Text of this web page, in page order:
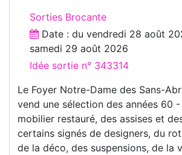
Sorties Brocante
Date : du vendredi 28 août
samedi 29 août 2026
Idée sortie n° 343314
Le Foyer Notre-Dame des Sans-
vend une sélection des années 60
mobilier restauré, des assises et
certains signés de designers, du
de la déco, des suspensions, de la